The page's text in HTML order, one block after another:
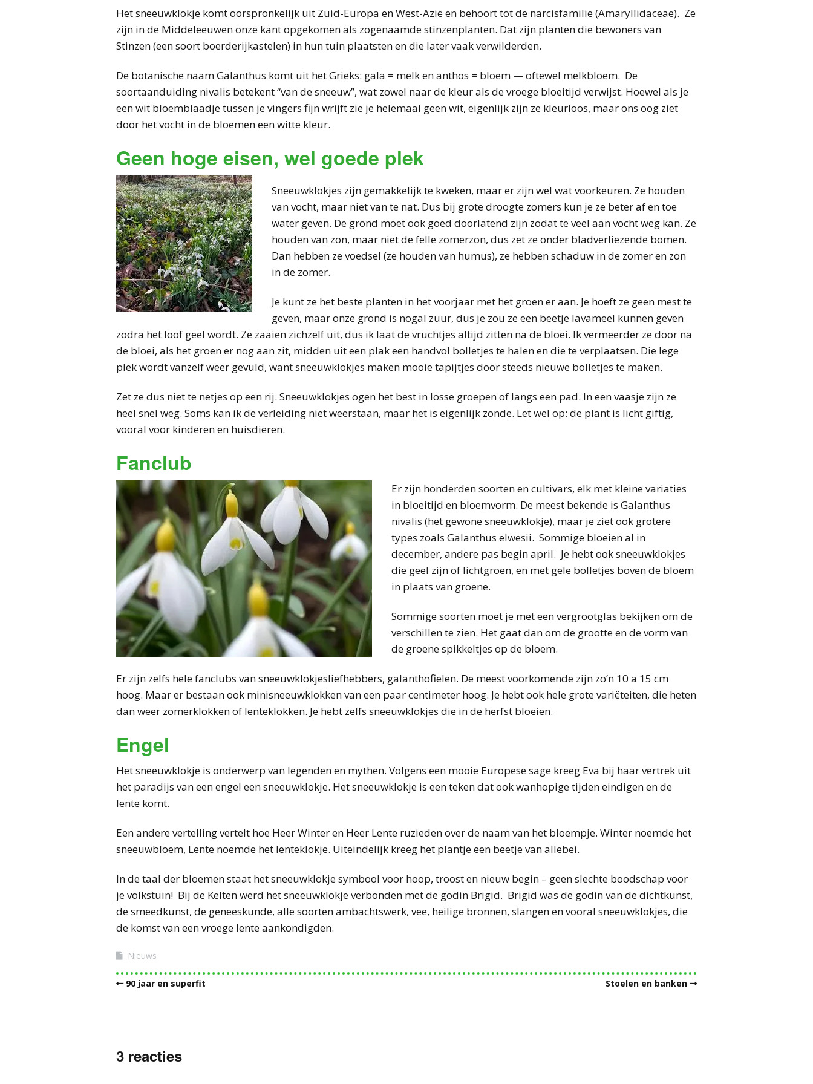
Het sneeuwklokje komt oorspronkelijk uit Zuid-Europa en West-Azië en behoort tot de narcisfamilie (Amaryllidaceae). Ze
zijn in de Middeleeuwen onze kant opgekomen als zogenaamde stinzenplanten. Dat zijn planten die bewoners van
Stinzen (een soort boerderijkastelen) in hun tuin plaatsten en die later vaak verwilderden.
De botanische naam Galanthus komt uit het Grieks: gala = melk en anthos = bloem — oftewel melkbloem. De
soortaanduiding nivalis betekent “van de sneeuw”, wat zowel naar de kleur als de vroege bloeitijd verwijst. Hoewel als je
een wit bloemblaadje tussen je vingers fijn wrijft zie je helemaal geen wit, eigenlijk zijn ze kleurloos, maar ons oog ziet
door het vocht in de bloemen een witte kleur.
Geen hoge eisen, wel goede plek
Sneeuwklokjes zijn gemakkelijk te kweken, maar er zijn wel wat voorkeuren. Ze houden
van vocht, maar niet van te nat. Dus bij grote droogte zomers kun je ze beter af en toe
water geven. De grond moet ook goed doorlatend zijn zodat te veel aan vocht weg kan. Ze
houden van zon, maar niet de felle zomerzon, dus zet ze onder bladverliezende bomen.
Dan hebben ze voedsel (ze houden van humus), ze hebben schaduw in de zomer en zon
in de zomer.
Je kunt ze het beste planten in het voorjaar met het groen er aan. Je hoeft ze geen mest te
geven, maar onze grond is nogal zuur, dus je zou ze een beetje lavameel kunnen geven
zodra het loof geel wordt. Ze zaaien zichzelf uit, dus ik laat de vruchtjes altijd zitten na de bloei. Ik vermeerder ze door na
de bloei, als het groen er nog aan zit, midden uit een plak een handvol bolletjes te halen en die te verplaatsen. Die lege
plek wordt vanzelf weer gevuld, want sneeuwklokjes maken mooie tapijtjes door steeds nieuwe bolletjes te maken.
Zet ze dus niet te netjes op een rij. Sneeuwklokjes ogen het best in losse groepen of langs een pad. In een vaasje zijn ze
heel snel weg. Soms kan ik de verleiding niet weerstaan, maar het is eigenlijk zonde. Let wel op: de plant is licht giftig,
vooral voor kinderen en huisdieren.
Fanclub
Er zijn honderden soorten en cultivars, elk met kleine variaties
in bloeitijd en bloemvorm. De meest bekende is Galanthus
nivalis (het gewone sneeuwklokje), maar je ziet ook grotere
types zoals Galanthus elwesii. Sommige bloeien al in
december, andere pas begin april. Je hebt ook sneeuwklokjes
die geel zijn of lichtgroen, en met gele bolletjes boven de bloem
in plaats van groene.
Sommige soorten moet je met een vergrootglas bekijken om de
verschillen te zien. Het gaat dan om de grootte en de vorm van
de groene spikkeltjes op de bloem.
Er zijn zelfs hele fanclubs van sneeuwklokjesliefhebbers, galanthofielen. De meest voorkomende zijn zo’n 10 a 15 cm
hoog. Maar er bestaan ook minisneeuwklokken van een paar centimeter hoog. Je hebt ook hele grote variëteiten, die heten
dan weer zomerklokken of lenteklokken. Je hebt zelfs sneeuwklokjes die in de herfst bloeien.
Engel
Het sneeuwklokje is onderwerp van legenden en mythen. Volgens een mooie Europese sage kreeg Eva bij haar vertrek uit
het paradijs van een engel een sneeuwklokje. Het sneeuwklokje is een teken dat ook wanhopige tijden eindigen en de
lente komt.
Een andere vertelling vertelt hoe Heer Winter en Heer Lente ruzieden over de naam van het bloempje. Winter noemde het
sneeuwbloem, Lente noemde het lenteklokje. Uiteindelijk kreeg het plantje een beetje van allebei.
In de taal der bloemen staat het sneeuwklokje symbool voor hoop, troost en nieuw begin – geen slechte boodschap voor
je volkstuin! Bij de Kelten werd het sneeuwklokje verbonden met de godin Brigid. Brigid was de godin van de dichtkunst,
de smeedkunst, de geneeskunde, alle soorten ambachtswerk, vee, heilige bronnen, slangen en vooral sneeuwklokjes, die
de komst van een vroege lente aankondigden.
Nieuws
90 jaar en superfit Stoelen en banken
3 reacties